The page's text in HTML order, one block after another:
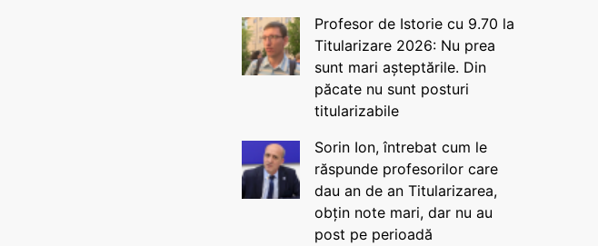
Profesor de Istorie cu 9.70 la
Titularizare 2026: Nu prea
sunt mari așteptările. Din
păcate nu sunt posturi
titularizabile
Sorin Ion, întrebat cum le
răspunde profesorilor care
dau an de an Titularizarea,
obțin note mari, dar nu au
post pe perioadă